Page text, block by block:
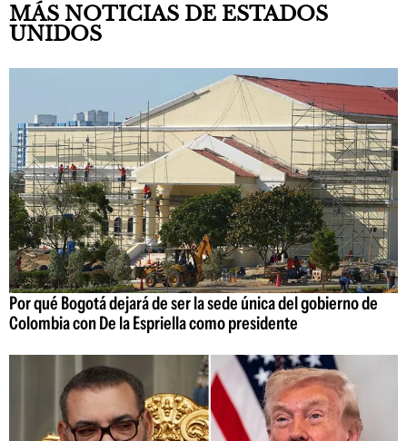
MÁS NOTICIAS DE ESTADOS
UNIDOS
Por qué Bogotá dejará de ser la sede única del gobierno de
Colombia con De la Espriella como presidente